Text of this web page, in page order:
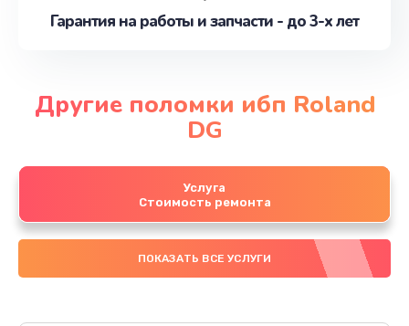
Гарантия на работы и запчасти - до 3-х лет
Другие поломки ибп Roland
DG
Услуга
Стоимость ремонта
ПОКАЗАТЬ ВСЕ УСЛУГИ